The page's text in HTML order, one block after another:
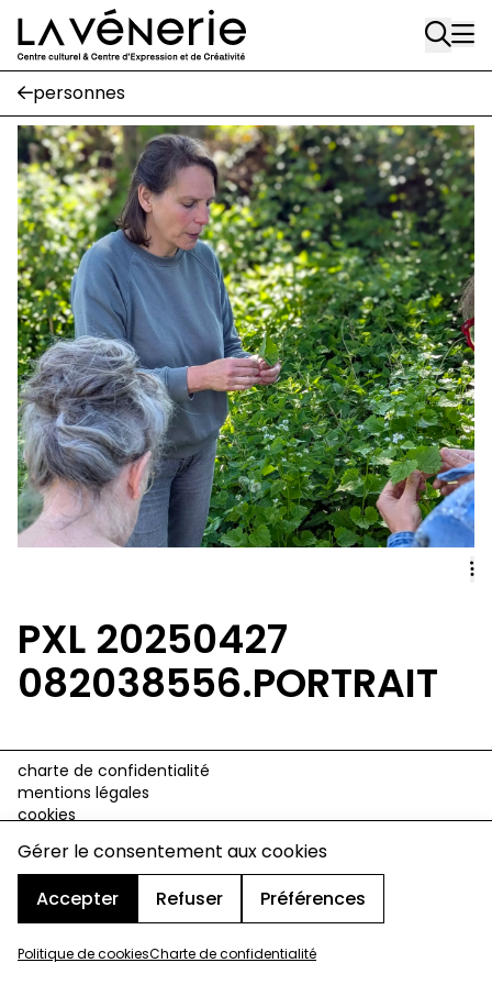
Gérer le consentement aux cookies
Accepter
Refuser Préférences
Politique de cookiesCharte de confidentialité
Aller au contenu principal
Rue Gratès, 3
1170 Watermael-Boitsfort
02 663 85 50
Écuries
Place Gilson, 3
1170 Watermael-Boitsfort
02 663 85 50
suivez-nous
Journal Vénerie - version papier
Newsletter
AA
personnes
PXL 20250427
082038556.PORTRAIT
charte de confidentialité
mentions légales
cookies